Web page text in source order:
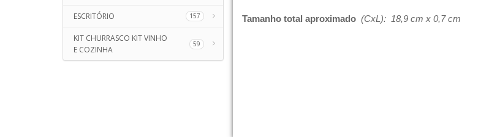
ESCRITÓRIO 157
KIT CHURRASCO KIT VINHO
E COZINHA
59
Tamanho total aproximado (CxL): 18,9 cm x 0,7 cm